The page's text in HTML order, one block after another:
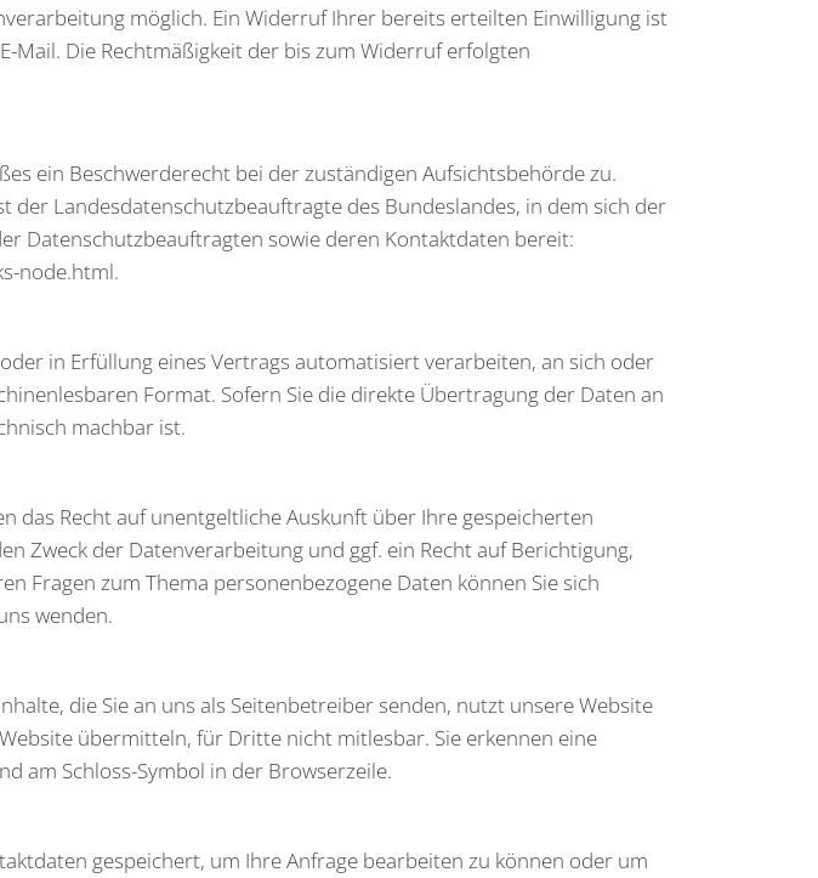
möglich. Ein Widerruf Ihrer bereits erteilten Einwilligung ist
Die Rechtmäßigkeit der bis zum Widerruf erfolgten
ein Beschwerderecht bei der zuständigen Aufsichtsbehörde zu.
Landesdatenschutzbeauftragte des Bundeslandes, in dem sich der
Datenschutzbeauftragten sowie deren Kontaktdaten bereit:
node.html.
in Erfüllung eines Vertrags automatisiert verarbeiten, an sich oder
Format. Sofern Sie die direkte Übertragung der Daten an
machbar ist.
das Recht auf unentgeltliche Auskunft über Ihre gespeicherten
Zweck der Datenverarbeitung und ggf. ein Recht auf Berichtigung,
Fragen zum Thema personenbezogene Daten können Sie sich
wenden.
die Sie an uns als Seitenbetreiber senden, nutzt unsere Website
übermitteln, für Dritte nicht mitlesbar. Sie erkennen eine
am Schloss-Symbol in der Browserzeile.
gespeichert, um Ihre Anfrage bearbeiten zu können oder um